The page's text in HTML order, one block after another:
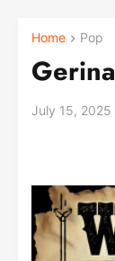
Home Pop
July 15, 2025